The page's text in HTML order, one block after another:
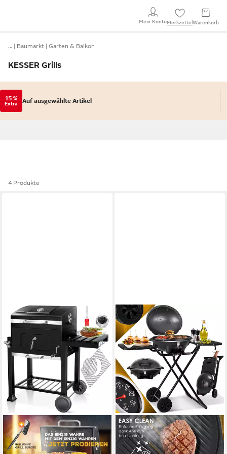
Mein KontoMerkzettel Warenkorb
… Baumarkt Garten & Balkon
KESSER Grills
15 %
Extra Auf ausgewählte Artikel
4 Produkte